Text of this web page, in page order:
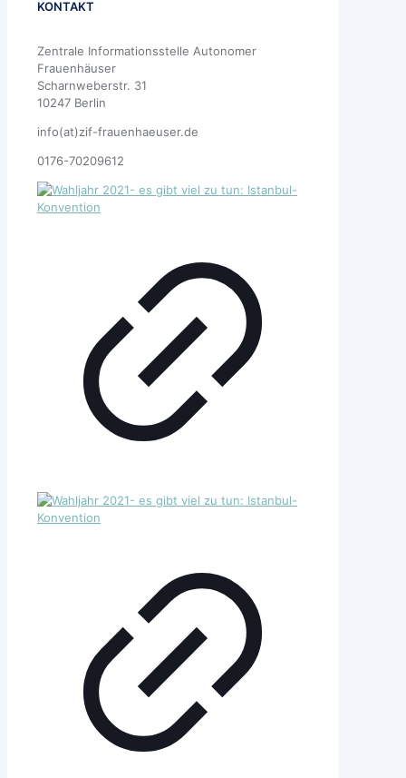
KONTAKT
Zentrale Informationsstelle Autonomer
Frauenhäuser
Scharnweberstr. 31
10247 Berlin
info(at)zif-frauenhaeuser.de
0176-70209612